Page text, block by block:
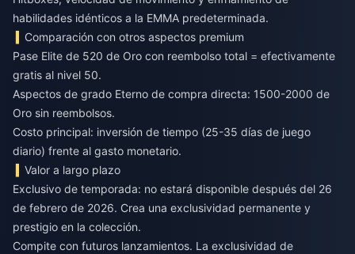
habilidades idénticos a la EMMA predeterminada.
Comparación con otros aspectos premium
Pase Elite de 520 de Oro con reembolso total = efectivamente
gratis al nivel 50.
Aspectos de grado Eterno de compra directa: 1500-2000 de
Oro sin reembolsos.
Costo principal: inversión de tiempo (25-35 días de juego
diario) frente al gasto monetario.
Valor a largo plazo
Exclusivo de temporada: no estará disponible después del 26
de febrero de 2026. Crea una exclusividad permanente y
prestigio en la colección.
Compite con futuros lanzamientos. La exclusividad de